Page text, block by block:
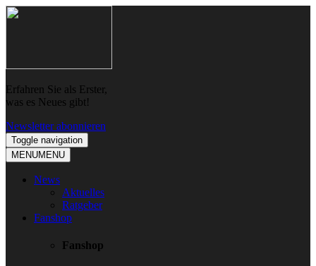
Skip
Skip
Erfahren Sie als Erster,
was es Neues gibt!
Newsletter abonnieren
Toggle navigation
MENUMENU
News
Aktuelles
Ratgeber
Fanshop
Fanshop